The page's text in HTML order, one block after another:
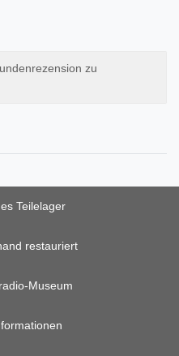
zu
Teilelager
restauriert
Museum